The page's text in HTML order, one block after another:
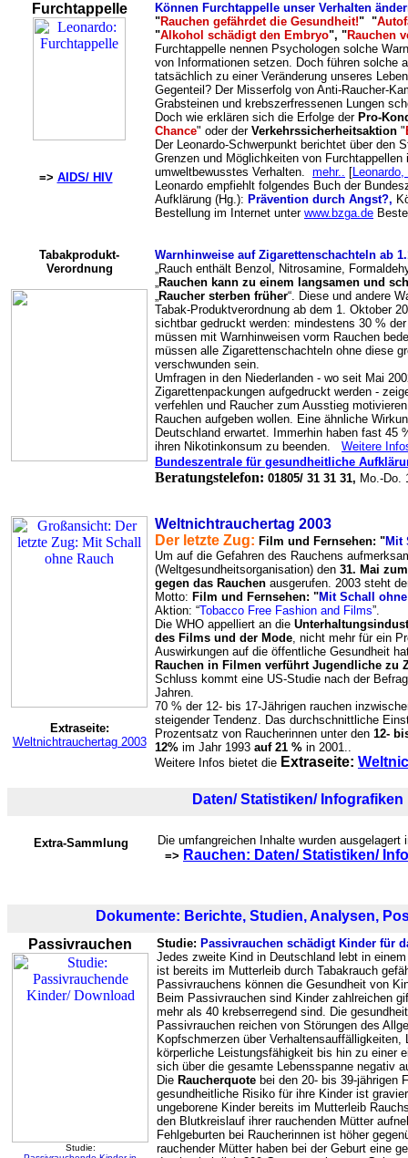
Furchtappelle
=> AIDS/ HIV
Können Furchtappelle unser Verhalten
"Rauchen gefährdet die Gesundheit!" "
"Alkohol schädigt den Embryo", "Rauchen
Furchtappelle nennen Psychologen solche
von Informationen setzen. Doch führen solche
tatsächlich zu einer Veränderung unseres
Gegenteil? Der Misserfolg von Anti-Raucher-
Grabsteinen und krebszerfressenen Lungen
Doch wie erklären sich die Erfolge der Pro-
Chance" oder der Verkehrssicherheitsaktion "
Der Leonardo-Schwerpunkt berichtet über den
Grenzen und Möglichkeiten von
umweltbewusstes Verhalten. mehr.. [
Leonardo empfiehlt folgendes Buch der
Aufklärung (Hg.): Prävention durch Angst?,
Bestellung im Internet unter www.bzga.de
Tabakprodukt-
Verordnung
Warnhinweise auf Zigarettenschachteln ab
„Rauch enthält Benzol, Nitrosamine,
„Rauchen kann zu einem langsamen und
„Raucher sterben früher“. Diese und andere
Tabak-Produktverordnung ab dem 1. Oktober
sichtbar gedruckt werden: mindestens 30 %
müssen mit Warnhinweisen vorm Rauchen
müssen alle Zigarettenschachteln ohne diese
verschwunden sein.
Umfragen in den Niederlanden - wo seit Mai
Zigarettenpackungen aufgedruckt werden -
verfehlen und Raucher zum Ausstieg
Rauchen aufgeben wollen. Eine ähnliche
Deutschland erwartet. Immerhin haben fast 45
ihren Nikotinkonsum zu beenden. Weitere
Bundeszentrale für gesundheitliche
Beratungstelefon: 01805/ 31 31 31, Mo.-Do.
Extraseite:
Weltnichtrauchertag 2003
Weltnichtrauchertag 2003
Der letzte Zug: Film und Fernsehen: "Mit
Um auf die Gefahren des Rauchens
(Weltgesundheitsorganisation) den 31. Mai
gegen das Rauchen ausgerufen. 2003 steht
Motto: Film und Fernsehen: "Mit Schall
Aktion: “Tobacco Free Fashion and Films”.
Die WHO appelliert an die
des Films und der Mode, nicht mehr für ein
Auswirkungen auf die öffentliche Gesundheit
Rauchen in Filmen verführt Jugendliche zu
Schluss kommt eine US-Studie nach der
Jahren.
70 % der 12- bis 17-Jährigen rauchen
steigender Tendenz. Das durchschnittliche
Prozentsatz von Raucherinnen unter den 12-
12% im Jahr 1993 auf 21 % in 2001..
Weitere Infos bietet die Extraseite:
Daten/ Statistiken/ Infografiken
Extra-Sammlung
Die umfangreichen Inhalte wurden ausgelagert
=> Rauchen: Daten/ Statistiken/
Dokumente: Berichte, Studien, Analysen,
Passivrauchen
Studie:
Studie: Passivrauchen schädigt Kinder für
Jedes zweite Kind in Deutschland lebt in
ist bereits im Mutterleib durch Tabakrauch
Passivrauchens können die Gesundheit von
Beim Passivrauchen sind Kinder zahlreichen
mehr als 40 krebserregend sind. Die
Passivrauchen reichen von Störungen des
Kopfschmerzen über
körperliche Leistungsfähigkeit bis hin zu einer
sich über die gesamte Lebensspanne negativ
Die Raucherquote bei den 20- bis 39-jährigen
gesundheitliche Risiko für ihre Kinder ist
ungeborene Kinder bereits im Mutterleib
den Blutkreislauf ihrer rauchenden Mütter
Fehlgeburten bei Raucherinnen ist höher
rauchender Mütter haben bei der Geburt eine